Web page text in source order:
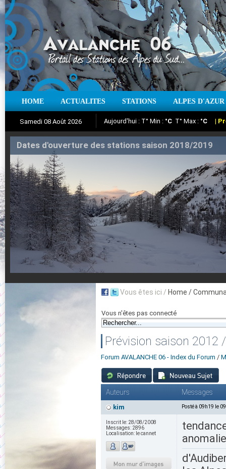
HOME ACTUALITES STATIONS ALPES D'AZUR
Samedi 08 Août 2026
Aujourd'hui : T° Min :°CT° Max :°C |
Iso à 0° :mNeige sur 12 heures :cm
Suivez en direct l'actualité des stations
Vous êtes ici / Home /
Vous n'êtes pas connecté
Prévision saison 2012
Forum AVALANCHE 06 - Index du Forum /
Auteurs Messages
kim Posté à 09h19 le
Inscrit le: 28/08/2008
Messages: 2896
Localisation: le cannet